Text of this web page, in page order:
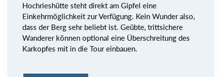
Hochrieshütte steht direkt am Gipfel eine
Einkehrmöglichkeit zur Verfügung. Kein Wunder also,
dass der Berg sehr beliebt ist. Geübte, trittsichere
Wanderer können optional eine Überschreitung des
Karkopfes mit in die Tour einbauen.